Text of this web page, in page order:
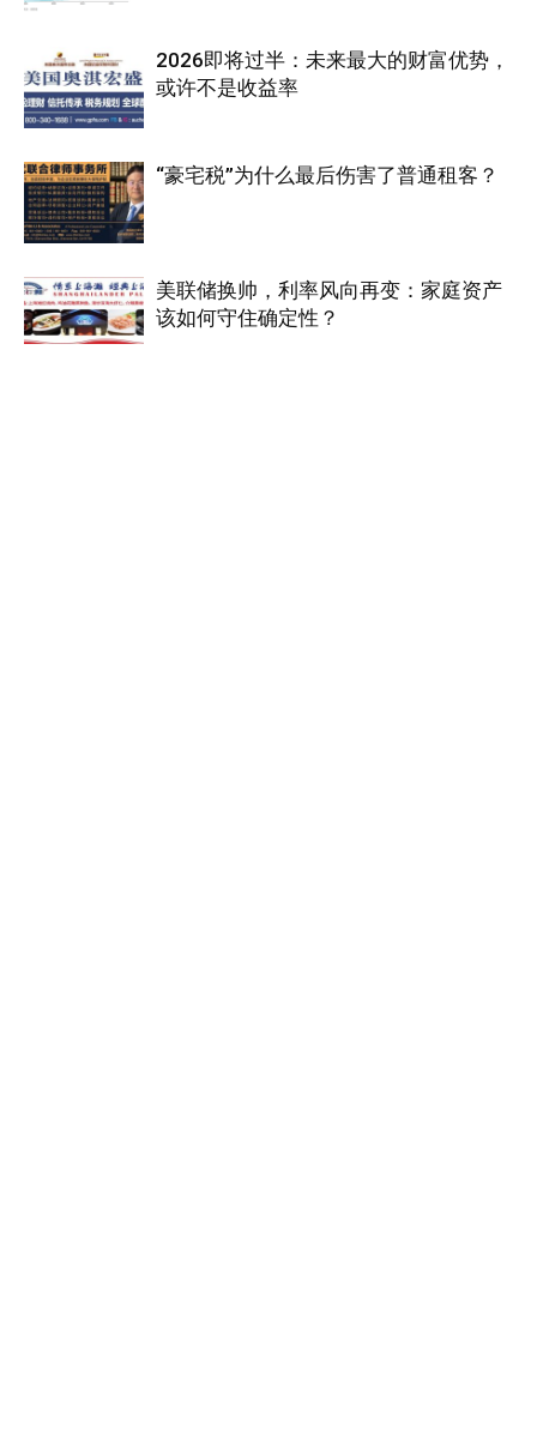
2026即将过半：未来最大的财富优势，
或许不是收益率
“豪宅税”为什么最后伤害了普通租客？
美联储换帅，利率风向再变：家庭资产
该如何守住确定性？